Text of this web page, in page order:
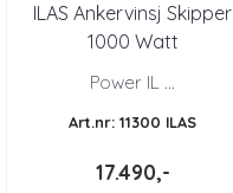
ILAS Ankervinsj Skipper
1000 Watt
Power IL ...
Art.nr: 11300 ILAS
17.490,-